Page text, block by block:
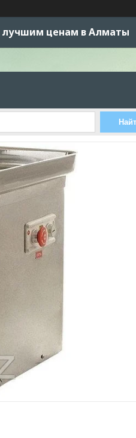
лучшим ценам в Алматы